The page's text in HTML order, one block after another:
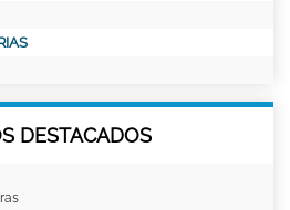
DESTACADOS